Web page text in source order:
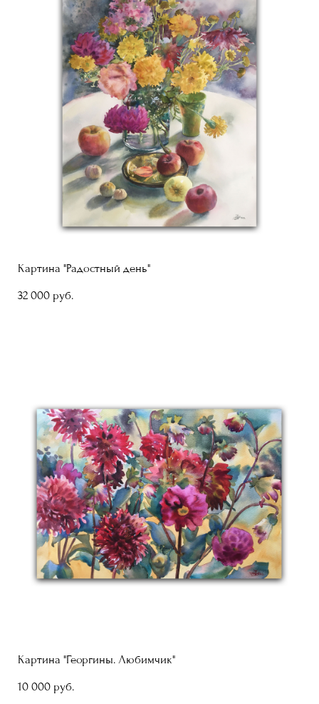
Картина "Радостный день"
32 000 pуб.
Картина "Георгины. Любимчик"
10 000 pуб.